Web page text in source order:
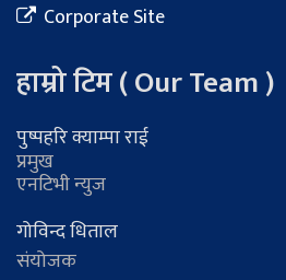
Corporate Site
हाम्रो टिम ( Our Team )
पुष्पहरि क्याम्पा राई
प्रमुख
एनटिभी न्युज
गोविन्द धिताल
संयोजक